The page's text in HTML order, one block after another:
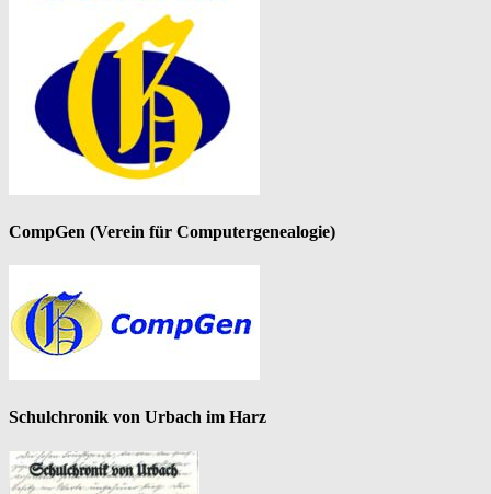
CompGen (Verein für Computergenealogie)
Schulchronik von Urbach im Harz